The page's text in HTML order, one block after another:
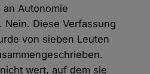
Autonomie
Nein. Diese Verfassung
von sieben Leuten
wert, auf dem sie